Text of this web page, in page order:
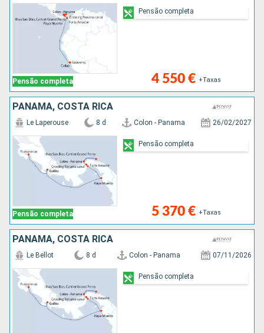
Pensão completa 4 550 € +Taxas
Pensão completa
PANAMA, COSTA RICA
Pensão completa
Le Laperouse 8 d Colon - Panama 26/02/2027
5 370 € +Taxas
Pensão completa
PANAMA, COSTA RICA
Le Bellot 8 d Colon - Panama 07/11/2026
Pensão completa